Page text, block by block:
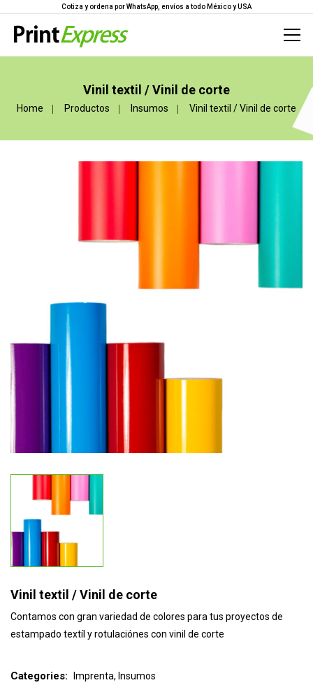
Cotiza y ordena por WhatsApp, envíos a todo México y USA
Vinil textil / Vinil de corte
Home Productos Insumos Vinil textil / Vinil de corte
Vinil textil / Vinil de corte
Contamos con gran variedad de colores para tus proyectos de
estampado textíl y rotulaciónes con vinil de corte
Categories: Imprenta, Insumos